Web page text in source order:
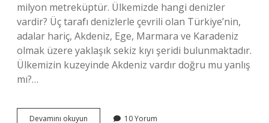
milyon metreküptür. Ülkemizde hangi denizler
vardir? Üç tarafı denizlerle çevrili olan Türkiye’nin,
adalar hariç, Akdeniz, Ege, Marmara ve Karadeniz
olmak üzere yaklaşık sekiz kıyı şeridi bulunmaktadır.
Ülkemizin kuzeyinde Akdeniz vardır doğru mu yanlış
mı?…
Devamını okuyun Ülkemizin 10 Yorum